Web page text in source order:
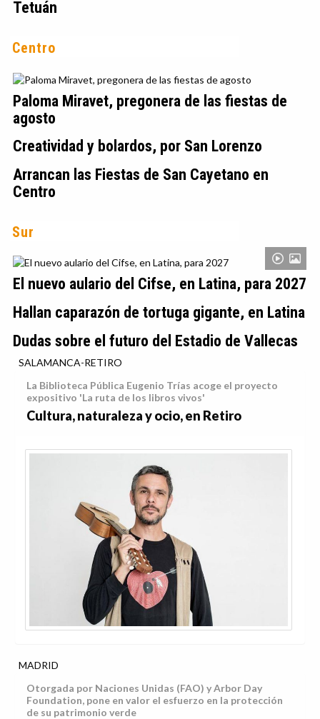
Tetuán
Centro
Paloma Miravet, pregonera de las fiestas de
agosto
Creatividad y bolardos, por San Lorenzo
Arrancan las Fiestas de San Cayetano en
Centro
Sur
El nuevo aulario del Cifse, en Latina, para 2027
Hallan caparazón de tortuga gigante, en Latina
Dudas sobre el futuro del Estadio de Vallecas
SALAMANCA-RETIRO
La Biblioteca Pública Eugenio Trías acoge el proyecto
expositivo 'La ruta de los libros vivos'
Cultura, naturaleza y ocio, en Retiro
MADRID
Otorgada por Naciones Unidas (FAO) y Arbor Day
Foundation, pone en valor el esfuerzo en la protección
de su patrimonio verde